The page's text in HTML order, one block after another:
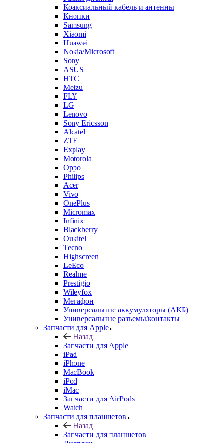
Коаксиальный кабель и антенны
Кнопки
Samsung
Xiaomi
Huawei
Nokia/Microsoft
Sony
ASUS
HTC
Meizu
FLY
LG
Lenovo
Sony Ericsson
Alcatel
ZTE
Explay
Motorola
Oppo
Philips
Acer
Vivo
OnePlus
Micromax
Infinix
Blackberry
Oukitel
Tecno
Highscreen
LeEco
Realme
Prestigio
Wileyfox
Мегафон
Универсальные аккумуляторы (АКБ)
Универсальные разъемы/контакты
Запчасти для Apple
Назад
Запчасти для Apple
iPad
iPhone
MacBook
iPod
iMac
Запчасти для AirPods
Watch
Запчасти для планшетов
Назад
Запчасти для планшетов